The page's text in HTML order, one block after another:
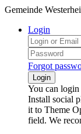
Gemeinde
Login
Forgot
You can
Install social
it to Theme
field. We